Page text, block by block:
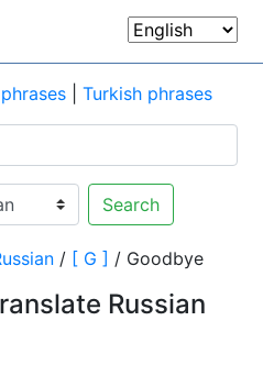
Turkish phrases
Search
/ [ G ] / Goodbye
Russian